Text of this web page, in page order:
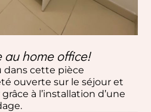
au home office!
dans cette pièce
ouverte sur le séjour et
à l’installation d’une